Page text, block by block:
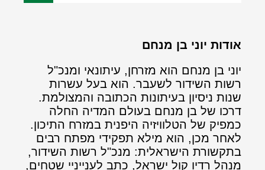
אודות יוני בן מנחם
יוני בן מנחם הוא מזרחן, עיתונאי ומנכ"ל
רשות השידור לשעבר. הוא בעל עשרות
שנות ניסיון בעיתונות הכתובה והמצולמת.
דרכו של בן מנחם בעולם המדיה החלה
כמפיק של הטלוויזיה היפנית במזרח התיכון.
לאחר מכן, הוא מילא תפקידי מפתח רבים
בתקשורת הישראלית: מנכ"ל רשות השידור,
מנהל רדיו קול ישראל, כתב לענייניי שטחים,